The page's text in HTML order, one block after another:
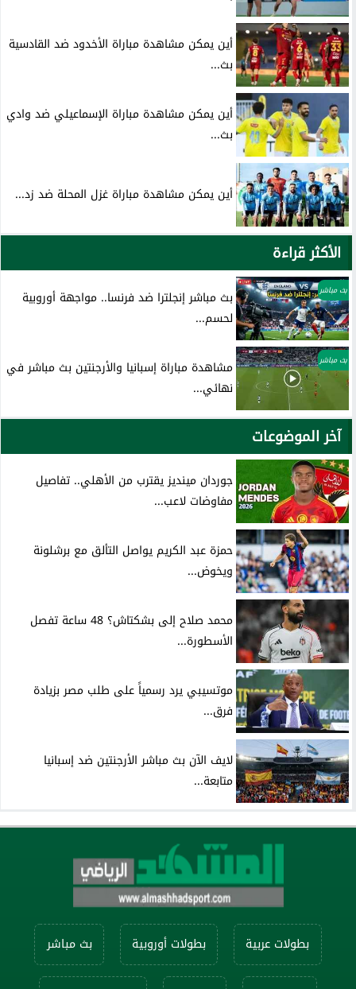
أين يمكن مشاهدة مباراة الأخدود ضد القادسية
بث...
أين يمكن مشاهدة مباراة الإسماعيلي ضد وادي
بث...
أين يمكن مشاهدة مباراة غزل المحلة ضد زد...
الأكثر قراءة
بث مباشر
بث مباشر إنجلترا ضد فرنسا.. مواجهة أوروبية
لحسم...
بث مباشر
مشاهدة مباراة إسبانيا والأرجنتين بث مباشر في
نهائي...
آخر الموضوعات
جوردان مينديز يقترب من الأهلي.. تفاصيل
مفاوضات لاعب...
حمزة عبد الكريم يواصل التألق مع برشلونة
ويخوض...
محمد صلاح إلى بشكتاش؟ 48 ساعة تفصل
الأسطورة...
موتسيبي يرد رسمياً على طلب مصر بزيادة
فرق...
لايف الآن بث مباشر الأرجنتين ضد إسبانيا
متابعة...
بطولات عربية بطولات أوروبية بث مباشر